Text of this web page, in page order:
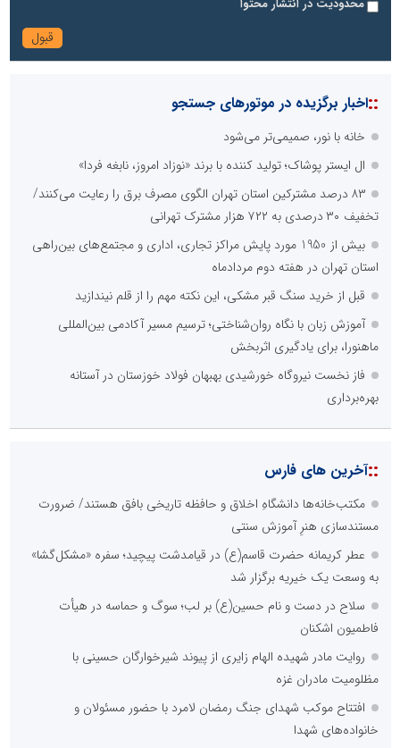
محدودیت در انتشار محتوا
::اخبار برگزیده در موتورهای جستجو
خانه با نور، صمیمی‌تر می‌شود
ال ایستر پوشاک؛ تولید کننده با برند «نوزاد امروز، نابغه فردا»
۸۳ درصد مشترکین استان تهران الگوی مصرف برق را رعایت می‌کنند/
تخفیف ۳۰ درصدی به ۷۲۲ هزار مشترک تهرانی
بیش از 1950 مورد پایش مراکز تجاری، اداری و مجتمع‌های بین‌راهی
استان تهران در هفته دوم مردادماه
قبل از خرید سنگ قبر مشکی، این نکته مهم را از قلم نیندازید
آموزش زبان با نگاه روان‌شناختی؛ ترسیم مسیر آکادمی بین‌المللی
ماهنورا، برای یادگیری اثربخش
فاز نخست نیروگاه خورشیدی بهبهان فولاد خوزستان در آستانه
بهره‌برداری
::آخرین های فارس
مکتب‌خانه‌ها دانشگاهِ اخلاق و حافظه تاریخی بافق هستند/ ضرورت
مستندسازی هنرِ آموزش سنتی
عطر کریمانه حضرت قاسم(ع) در قیامدشت پیچید؛ سفره «مشکل‌گشا»
به وسعت یک خیریه برگزار شد
سلاح در دست و نام حسین(ع) بر لب؛ سوگ و حماسه در هیأت
فاطمیون اشکنان
روایت مادر شهیده الهام زایری از پیوند شیرخوارگان حسینی با
مظلومیت مادران غزه
افتتاح موکب شهدای جنگ رمضان لامرد با حضور مسئولان و
خانواده‌های شهدا